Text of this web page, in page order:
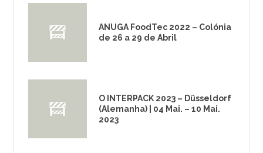
ANUGA FoodTec 2022 – Colónia
de 26 a 29 de Abril
O INTERPACK 2023 – Düsseldorf
(Alemanha) | 04 Mai. – 10 Mai.
2023